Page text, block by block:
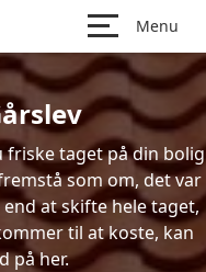
Menu
friske taget på din bolig
som om, det var
at skifte hele taget,
til at koste, kan
på her.